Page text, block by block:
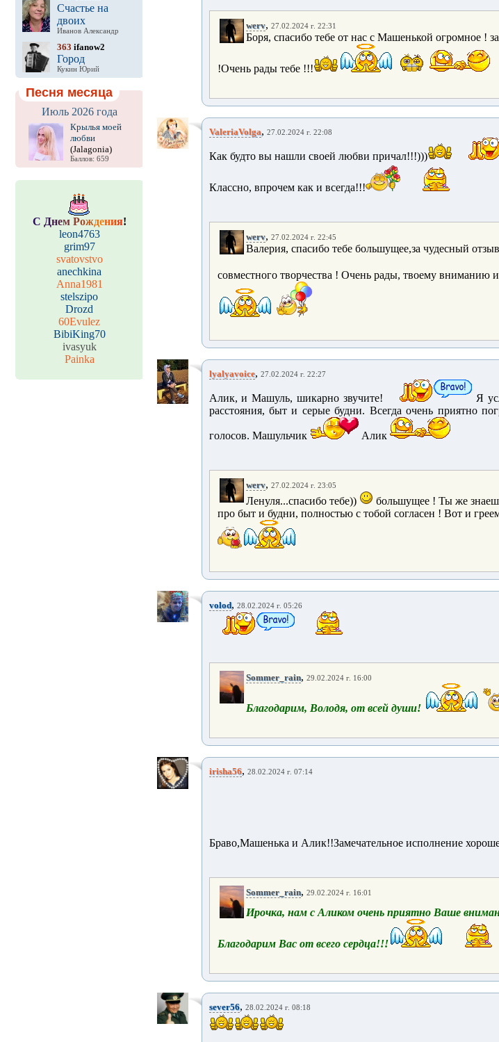
Счастье на
двоих
Иванов Александр
363 ifanow2
Город
Кукин Юрий
Песня месяца
Июль 2026 года
Крылья моей
любви
(Jalagonia)
Баллов: 659
С Днем Рождения!
leon4763
grim97
svatovstvo
anechkina
Anna1981
stelszipo
Drozd
60Evulez
BibiKing70
ivasyuk
Painka
werv, 27.02.2024 г. 22:31
Боря, cпасибо тебе от нас с Машенькой огромное !
!Очень рады тебе !!!
ValeriaVolga, 27.02.2024 г. 22:08
Как будто вы нашли своей любви причал!!!)))
Классно, впрочем как и всегда!!!
werv, 27.02.2024 г. 22:45
Валерия, спасибо тебе большущее,за чудесный
совместного творчества ! Очень рады, твоему вниманию
lyalyavoice, 27.02.2024 г. 22:27
Алик, и Машуль, шикарно звучите!
Я
расстояния, быт и серые будни. Всегда очень приятно
голосов. Машульчик Алик
werv, 27.02.2024 г. 23:05
Ленуля...спасибо тебе))
большущее ! Ты же
про быт и будни, полностью с тобой согласен ! Вот и
volod, 28.02.2024 г. 05:26
Sommer_rain, 29.02.2024 г. 16:00
Благодарим, Володя, от всей души!
irisha56, 28.02.2024 г. 07:14
Браво,Машенька и Алик!!Замечательное исполнение
Sommer_rain, 29.02.2024 г. 16:01
Ирочка, нам с Аликом очень приятно Ваше
Благодарим Вас от всего сердца!!!
sever56, 28.02.2024 г. 08:18